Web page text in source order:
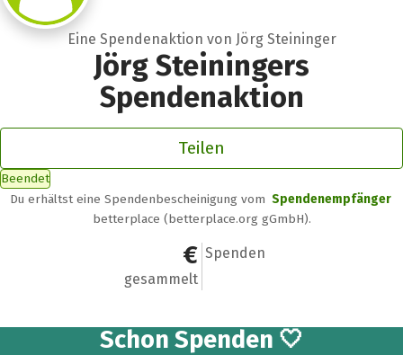
Eine Spendenaktion von Jörg Steininger
Jörg Steiningers
Spendenaktion
Teilen
Beendet
Du erhältst eine Spendenbescheinigung vom Spendenempfänger
betterplace (betterplace.org gGmbH).
175 €
gesammelt
4
Spenden
Schon 4
Spenden 🤍